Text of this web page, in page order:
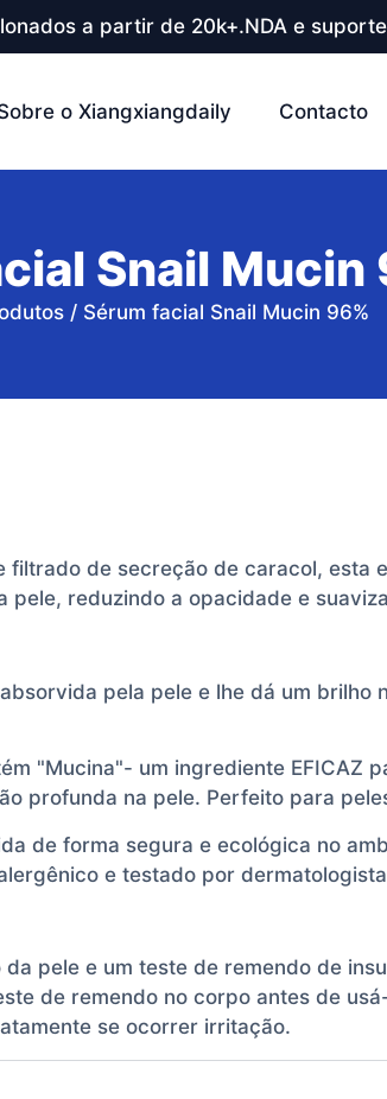
a partir de 20k+.NDA e
o Xiangxiangdaily Contacto
Snail Mucin
/ Sérum facial Snail Mucin 96%
de secreção de caracol, esta
reduzindo a opacidade e
pela pele e lhe dá um brilho
"Mucina"- um ingrediente EFICAZ
profunda na pele. Perfeito para
de forma segura e ecológica no
e testado por
pele e um teste de remendo de
de remendo no corpo antes de
se ocorrer irritação.